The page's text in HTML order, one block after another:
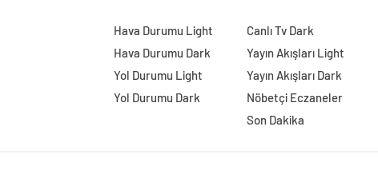
Hava Durumu Light
Hava Durumu Dark
Yol Durumu Light
Yol Durumu Dark
Canlı Tv Dark
Yayın Akışları Light
Yayın Akışları Dark
Nöbetçi Eczaneler
Son Dakika